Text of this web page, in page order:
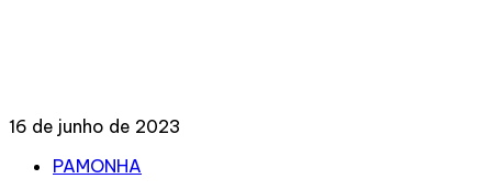
16 de junho de 2023
Tags
PAMONHA